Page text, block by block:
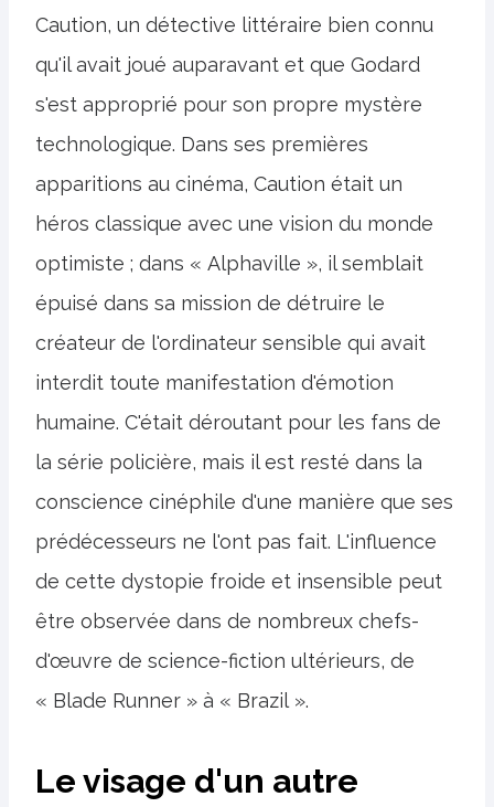
Caution, un détective littéraire bien connu
qu'il avait joué auparavant et que Godard
s'est approprié pour son propre mystère
technologique. Dans ses premières
apparitions au cinéma, Caution était un
héros classique avec une vision du monde
optimiste ; dans « Alphaville », il semblait
épuisé dans sa mission de détruire le
créateur de l'ordinateur sensible qui avait
interdit toute manifestation d'émotion
humaine. C'était déroutant pour les fans de
la série policière, mais il est resté dans la
conscience cinéphile d'une manière que ses
prédécesseurs ne l'ont pas fait. L'influence
de cette dystopie froide et insensible peut
être observée dans de nombreux chefs-
d'œuvre de science-fiction ultérieurs, de
« Blade Runner » à « Brazil ».
Le visage d'un autre